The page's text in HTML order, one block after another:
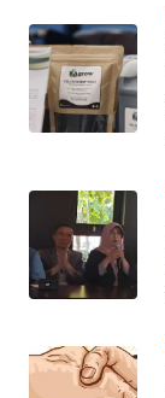
WN
KARO
WN
SIMALUNGUN
WN
LABUHANBATU
WN
TENGAH